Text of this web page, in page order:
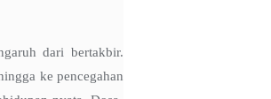
dari bertakbir.
ke pencegahan